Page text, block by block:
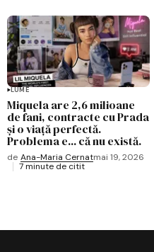
LUME
Miquela are 2,6 milioane
de fani, contracte cu Prada
și o viață perfectă.
Problema e... că nu există.
de Ana-Maria Cernatmai 19, 2026
7 minute de citit